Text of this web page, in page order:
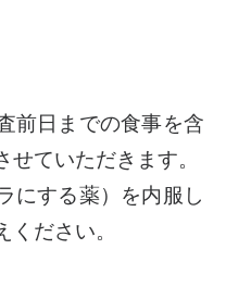
前日までの食事を含
ていただきます。
にする薬）を内服し
ださい。